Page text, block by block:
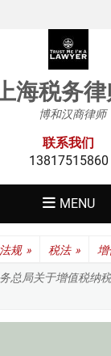
海税务
博和汉商律师
联系我们
13817515860
MENU
规 » 税法 » 增
总局关于增值税纳